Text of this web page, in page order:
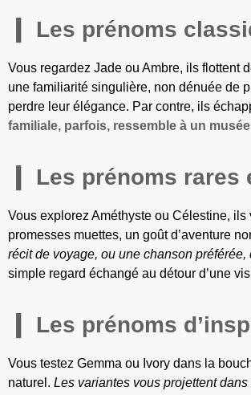
Les prénoms
Vous regardez Jade ou Ambre, ils flottent
une familiarité singulière, non dénuée de
perdre leur élégance. Par contre, ils
familiale, parfois, ressemble à un
Les prénoms rares
Vous explorez Améthyste ou Célestine,
promesses muettes, un goût d’aventure
récit de voyage, ou une chanson préférée,
simple regard échangé au détour d’une
Les prénoms
Vous testez Gemma ou Ivory dans la
naturel. Les variantes vous projettent